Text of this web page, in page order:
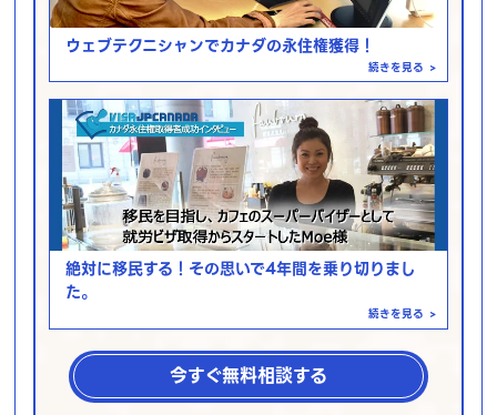
ウェブテクニシャンでカナダの永住権獲得！
続きを見る >
絶対に移民する！その思いで4年間を乗り切りまし
た。
続きを見る >
今すぐ無料相談する